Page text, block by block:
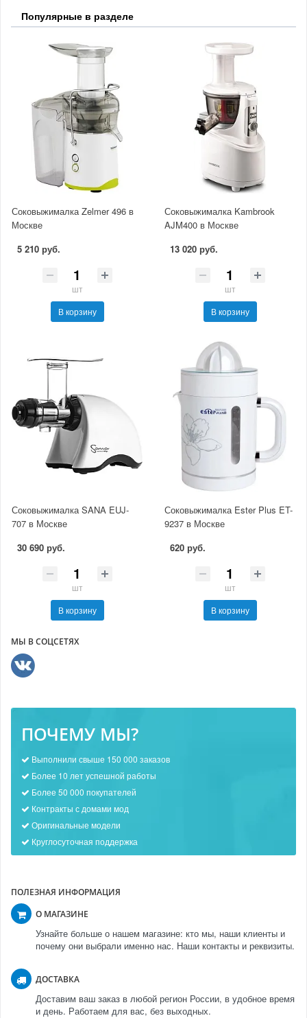
Популярные в разделе
Соковыжималка Zelmer 496 в
Москве
5 210 руб.
шт
В корзину
Соковыжималка Kambrook
AJM400 в Москве
13 020 руб.
шт
В корзину
Соковыжималка SANA EUJ-
707 в Москве
30 690 руб.
шт
В корзину
Соковыжималка Ester Plus ET-
9237 в Москве
620 руб.
шт
В корзину
МЫ В СОЦСЕТЯХ
ПОЧЕМУ МЫ?
Выполнили свыше 150 000 заказов
Более 10 лет успешной работы
Более 50 000 покупателей
Контракты с домами мод
Оригинальные модели
Круглосуточная поддержка
ПОЛЕЗНАЯ ИНФОРМАЦИЯ
О МАГАЗИНЕ
Узнайте больше о нашем магазине: кто мы, наши клиенты и
почему они выбрали именно нас. Наши контакты и реквизиты.
ДОСТАВКА
Доставим ваш заказ в любой регион России, в удобное время
и день. Работаем для вас, без выходных.